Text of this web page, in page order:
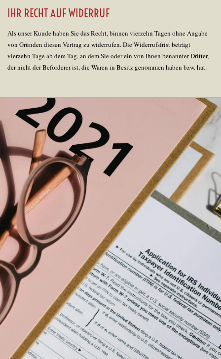
IHR RECHT AUF WIDERRUF
Als unser Kunde haben Sie das Recht, binnen vierzehn Tagen ohne Angabe
von Gründen diesen Vertrag zu widerrufen. Die Widerrufsfrist beträgt
vierzehn Tage ab dem Tag, an dem Sie oder ein von Ihnen benannter Dritter,
der nicht der Beförderer ist, die Waren in Besitz genommen haben bzw. hat.